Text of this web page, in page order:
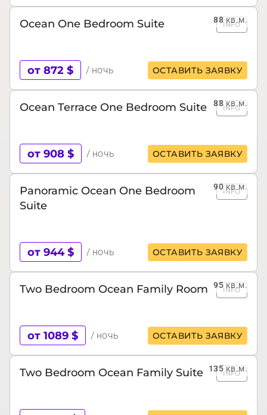
88кв.м.
Ocean One Bedroom Suite INFO
от 872 $ / ночь ОСТАВИТЬ ЗАЯВКУ
88кв.м.
Ocean Terrace One Bedroom Suite INFO
от 908 $ / ночь ОСТАВИТЬ ЗАЯВКУ
90кв.м.
Panoramic Ocean One Bedroom
Suite
INFO
от 944 $ / ночь ОСТАВИТЬ ЗАЯВКУ
95кв.м.
Two Bedroom Ocean Family Room INFO
от 1089 $ / ночь ОСТАВИТЬ ЗАЯВКУ
135кв.м.
Two Bedroom Ocean Family Suite INFO